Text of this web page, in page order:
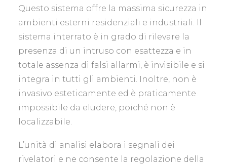
Questo sistema offre la massima sicurezza in
ambienti esterni residenziali e industriali. Il
sistema interrato è in grado di rilevare la
presenza di un intruso con esattezza e in
totale assenza di falsi allarmi, è invisibile e si
integra in tutti gli ambienti. Inoltre, non è
invasivo esteticamente ed è praticamente
impossibile da eludere, poiché non è
localizzabile.
L’unità di analisi elabora i segnali dei
rivelatori e ne consente la regolazione della